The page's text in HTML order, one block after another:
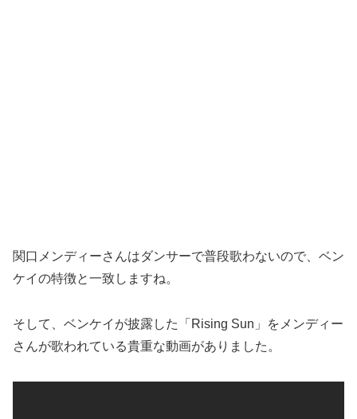
関口メンディーさんはダンサーで普段歌わないので、ベン
ケイの特徴と一致しますね。
そして、ベンケイが披露した「Rising Sun」をメンディー
さんが歌われている貴重な動画がありました。